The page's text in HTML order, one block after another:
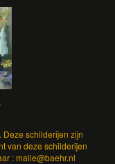
Deze schilderijen zijn
van deze schilderijen
: malie@baehr.nl